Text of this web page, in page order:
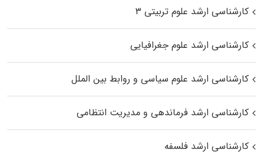
کارشناسی ارشد علوم تربیتی ۳
کارشناسی ارشد علوم جغرافیایی
کارشناسی ارشد علوم سیاسی و روابط بین الملل
کارشناسی ارشد فرماندهی و مدیریت انتظامی
کارشناسی ارشد فلسفه